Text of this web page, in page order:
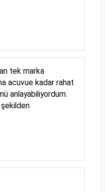
tek marka
acuvue kadar rahat
anlayabiliyordum.
şekilden